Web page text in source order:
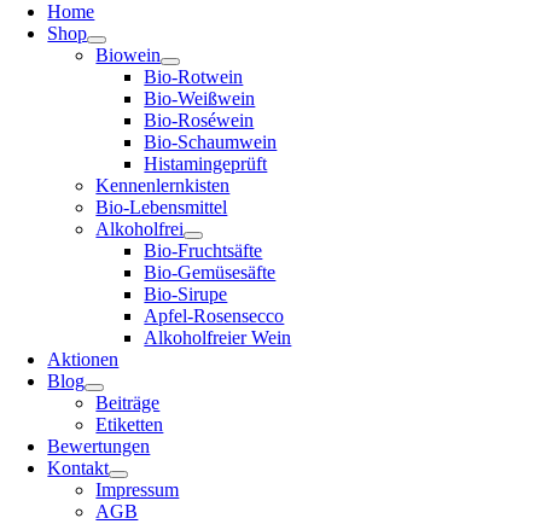
Home
Shop
Biowein
Bio-Rotwein
Bio-Weißwein
Bio-Roséwein
Bio-Schaumwein
Histamingeprüft
Kennenlernkisten
Bio-Lebensmittel
Alkoholfrei
Bio-Fruchtsäfte
Bio-Gemüsesäfte
Bio-Sirupe
Apfel-Rosensecco
Alkoholfreier Wein
Aktionen
Blog
Beiträge
Etiketten
Bewertungen
Kontakt
Impressum
AGB